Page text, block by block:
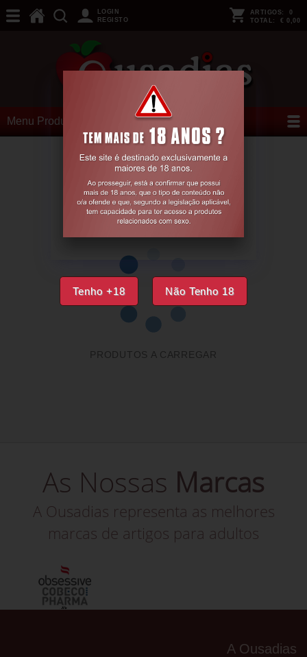
Tenho +18 Não Tenho 18
LOGIN
REGISTO
ARTIGOS: 0
TOTAL: € 0,00
Menu Produtos
PRODUTOS A CARREGAR
As Nossas Marcas
A Ousadias representa as melhores
marcas de artigos para adultos
A Ousadias